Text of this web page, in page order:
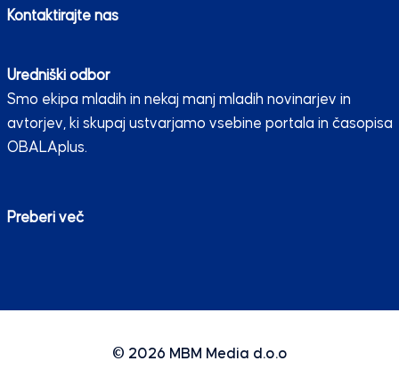
Kontaktirajte nas
Uredniški odbor
Smo ekipa mladih in nekaj manj mladih novinarjev in
avtorjev, ki skupaj ustvarjamo vsebine portala in časopisa
OBALAplus.
Preberi več
© 2026 MBM Media d.o.o